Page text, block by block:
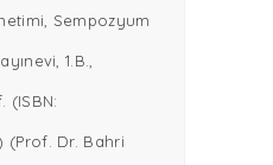
Sempozyum
1.B.,
(ISBN:
(Prof. Dr. Bahri